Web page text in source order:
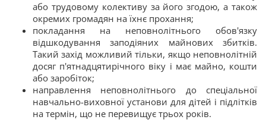
або трудовому колективу за його згодою, а також
окремих громадян на їхнє прохання;
покладання на неповнолітнього обов'язку
відшкодування заподіяних майнових збитків.
Такий захід можливий тільки, якщо неповнолітній
досяг п'ятнадцятирічного віку і має майно, кошти
або заробіток;
направлення неповнолітнього до спеціальної
навчально-виховної установи для дітей і підлітків
на термін, що не перевищує трьох років.